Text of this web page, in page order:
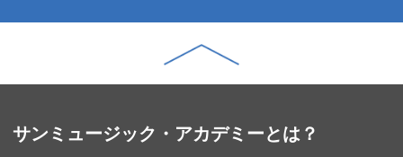
サンミュージック・アカデミーとは？